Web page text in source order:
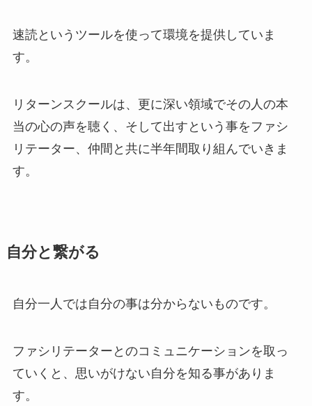
速読というツールを使って環境を提供していま
す。
リターンスクールは、更に深い領域でその人の本
当の心の声を聴く、そして出すという事をファシ
リテーター、仲間と共に半年間取り組んでいきま
す。
自分と繋がる
自分一人では自分の事は分からないものです。
ファシリテーターとのコミュニケーションを取っ
ていくと、思いがけない自分を知る事がありま
す。